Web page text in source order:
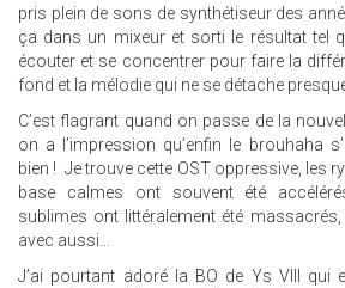
pris plein de sons de synthétiseur des
ça dans un mixeur et sorti le résultat tel
écouter et se concentrer pour faire la
fond et la mélodie qui ne se détache
C’est flagrant quand on passe de la
on a l’impression qu’enfin le brouhaha
bien ! Je trouve cette OST oppressive, les
base calmes ont souvent été
sublimes ont littéralement été massacrés,
avec aussi…
J’ai pourtant adoré la BO de Ys VIII qui